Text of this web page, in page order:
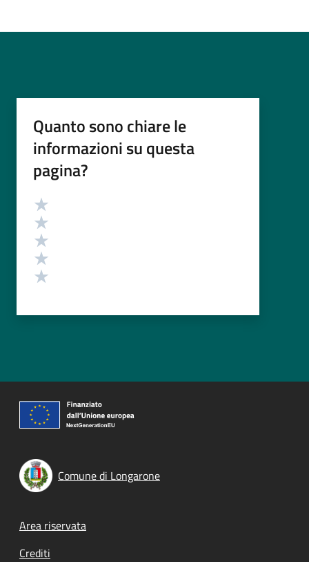
Quanto sono chiare le
informazioni su questa
pagina?
Valutazione
Comune di Longarone
Footer menu
Area riservata
Crediti